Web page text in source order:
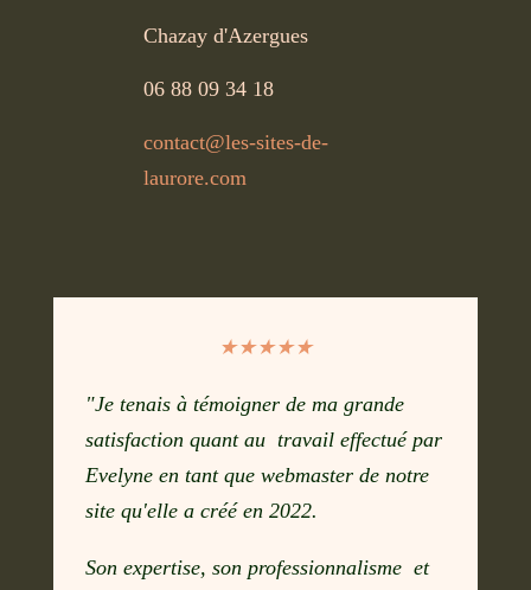
Chazay d'Azergues
06 88 09 34 18
contact@les-sites-de-
laurore.com
★★★★★
"Je tenais à témoigner de ma grande
satisfaction quant au travail effectué par
Evelyne en tant que webmaster de notre
site qu'elle a créé en 2022.
Son expertise, son professionnalisme et